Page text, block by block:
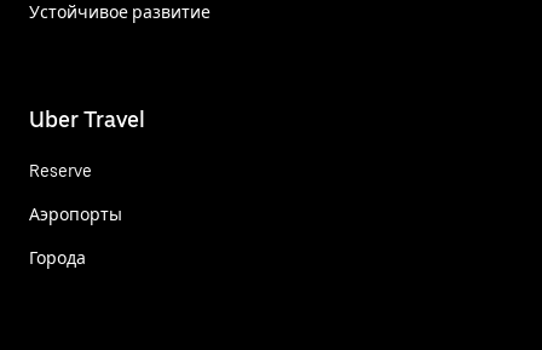
Устойчивое развитие
Uber Travel
Reserve
Аэропорты
Города